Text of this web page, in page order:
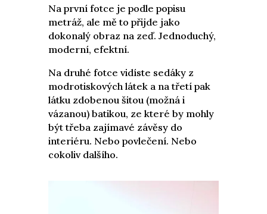
Na první fotce je podle popisu
metráž, ale mě to přijde jako
dokonalý obraz na zeď. Jednoduchý,
moderní, efektní.
Na druhé fotce vidíste sedáky z
modrotiskových látek a na třetí pak
látku zdobenou šitou (možná i
vázanou) batikou, ze které by mohly
být třeba zajímavé závěsy do
interiéru. Nebo povlečení. Nebo
cokoliv dalšího.